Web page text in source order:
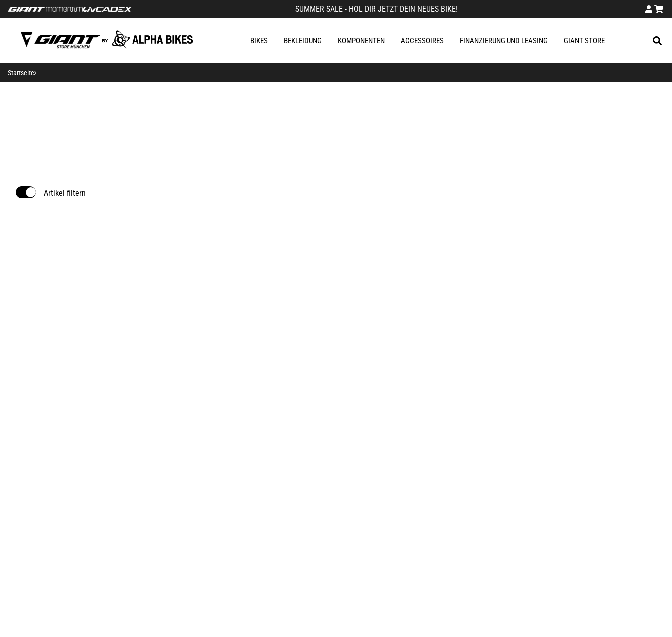
SUMMER SALE - HOL DIR JETZT DEIN NEUES BIKE!
BIKES BEKLEIDUNG KOMPONENTEN ACCESSOIRES FINANZIERUNG UND LEASING GIANT STORE
Startseite
Artikel filtern